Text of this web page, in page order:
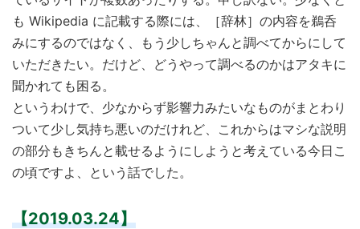
も Wikipedia に記載する際には、［辞林］の内容を鵜呑
みにするのではなく、もう少しちゃんと調べてからにして
いただきたい。だけど、どうやって調べるのかはアタキに
聞かれても困る。
というわけで、少なからず影響力みたいなものがまとわり
ついて少し気持ち悪いのだけれど、これからはマシな説明
の部分もきちんと載せるようにしようと考えている今日こ
の頃ですよ、という話でした。
【2019.03.24】